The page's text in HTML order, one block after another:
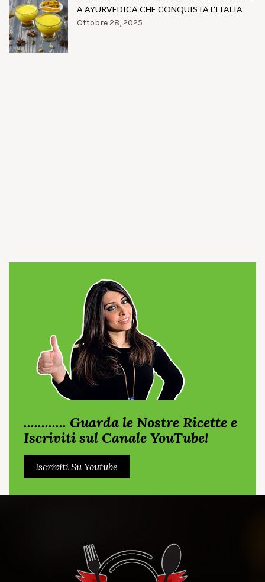
A AYURVEDICA CHE CONQUISTA L’ITALIA
Ottobre 28, 2025
............ Guarda le Nostre Ricette e
Iscriviti sul Canale YouTube!
Iscriviti Su Youtube